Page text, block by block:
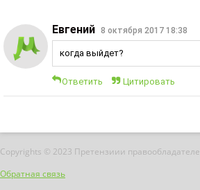
Евгений 8 октября 2017 18:38
когда выйдет?
Ответить Цитировать
Copyrights © 2023 Претензиии
Обратная связь